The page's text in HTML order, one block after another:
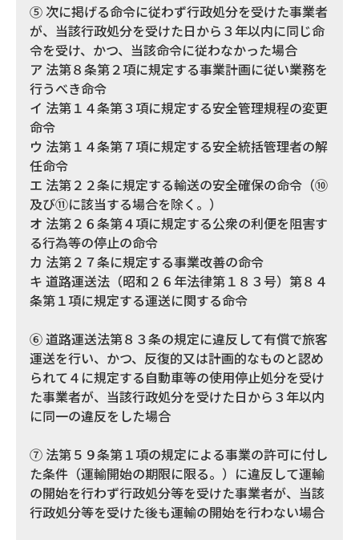
⑤ 次に掲げる命令に従わず行政処分を受けた事業者
が、当該行政処分を受けた日から３年以内に同じ命
令を受け、かつ、当該命令に従わなかった場合
ア 法第８条第２項に規定する事業計画に従い業務を
行うべき命令
イ 法第１４条第３項に規定する安全管理規程の変更
命令
ウ 法第１４条第７項に規定する安全統括管理者の解
任命令
エ 法第２２条に規定する輸送の安全確保の命令（⑩
及び⑪に該当する場合を除く。）
オ 法第２６条第４項に規定する公衆の利便を阻害す
る行為等の停止の命令
カ 法第２７条に規定する事業改善の命令
キ 道路運送法（昭和２６年法律第１８３号）第８４
条第１項に規定する運送に関する命令
⑥ 道路運送法第８３条の規定に違反して有償で旅客
運送を行い、かつ、反復的又は計画的なものと認め
られて４に規定する自動車等の使用停止処分を受け
た事業者が、当該行政処分を受けた日から３年以内
に同一の違反をした場合
⑦ 法第５９条第１項の規定による事業の許可に付し
た条件（運輸開始の期限に限る。）に違反して運輸
の開始を行わず行政処分等を受けた事業者が、当該
行政処分等を受けた後も運輸の開始を行わない場合